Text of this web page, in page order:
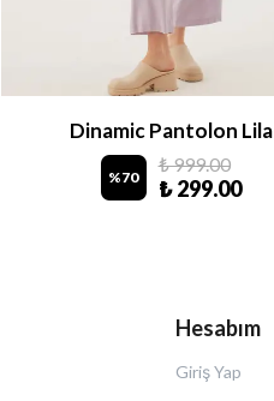
Dinamic Pantolon Lila
%70
₺ 999.00
₺ 299.00
Hesabım
Giriş Yap